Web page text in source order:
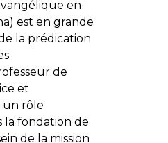
en
est en grande
la prédication
de
et
un rôle
la fondation de
de la mission